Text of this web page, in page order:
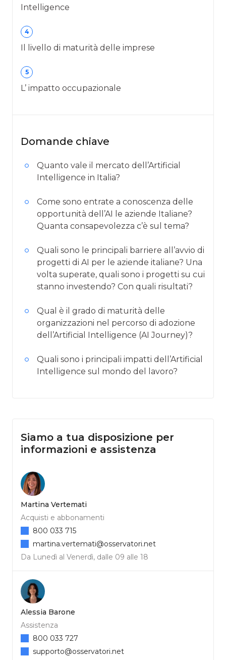
Intelligence
4
Il livello di maturità delle imprese
5
L’ impatto occupazionale
Domande chiave
Quanto vale il mercato dell’Artificial
Intelligence in Italia?
Come sono entrate a conoscenza delle
opportunità dell’AI le aziende Italiane?
Quanta consapevolezza c’è sul tema?
Quali sono le principali barriere all’avvio di
progetti di AI per le aziende italiane? Una
volta superate, quali sono i progetti su cui
stanno investendo? Con quali risultati?
Qual è il grado di maturità delle
organizzazioni nel percorso di adozione
dell’Artificial Intelligence (AI Journey)?
Quali sono i principali impatti dell’Artificial
Intelligence sul mondo del lavoro?
Siamo a tua disposizione per
informazioni e assistenza
Martina Vertemati
Acquisti e abbonamenti
Da Lunedì al Venerdì, dalle 09 alle 18
800 033 715
martina.vertemati@osservatori.net
Alessia Barone
Assistenza
800 033 727
supporto@osservatori.net